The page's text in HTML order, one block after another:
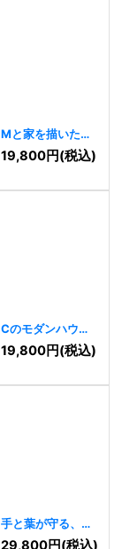
Mと家を描いた円
形の不動産ロゴ
9985 ]
19,800円(税込)
Cのモダンハウス
とカラフルな窓の
コミュニティロゴ
19,800円(税込)
手と葉が守る、安
心と成長の住まい
29,800円(税込)